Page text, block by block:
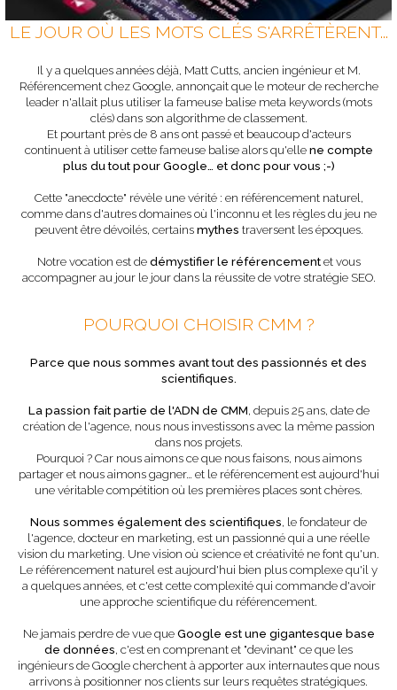
LE JOUR OÙ LES MOTS CLÉS S'ARRÊTÈRENT...
Il y a quelques années déjà, Matt Cutts, ancien ingénieur et M.
Référencement chez Google, annonçait que le moteur de recherche
leader n'allait plus utiliser la fameuse balise meta keywords (mots
clés) dans son algorithme de classement.
Et pourtant près de 8 ans ont passé et beaucoup d'acteurs
continuent à utiliser cette fameuse balise alors qu'ellene compte
plus du tout pour Google… et donc pour vous ;-)
Cette "anecdocte" révèle une vérité : en référencement naturel,
comme dans d'autres domaines où l'inconnu et les règles du jeu ne
peuvent être dévoilés, certainsmythes traversent les époques.
Notre vocation est dedémystifier le référencementet vous
accompagner au jour le jour dans la réussite de votre stratégie SEO.
POURQUOI CHOISIR CMM ?
Parce que nous sommes avant tout des passionnés et des
scientifiques.
La passion fait partie de l'ADN de CMM, depuis 25 ans, date de
création de l'agence, nous nous investissons avec la même passion
dans nos projets.
Pourquoi ? Car nous aimons ce que nous faisons, nous aimons
partager et nous aimons gagner… et le référencement est aujourd'hui
une véritable compétition où les premières places sont chères.
Nous sommes également des scientifiques, le fondateur de
l'agence, docteur en marketing, est un passionné qui a une réelle
vision du marketing. Une vision où science et créativité ne font qu'un.
Le référencement naturel est aujourd'hui bien plus complexe qu'il y
a quelques années, et c'est cette complexité qui commande d'avoir
une approche scientifique du référencement.
Ne jamais perdre de vue queGoogle est une gigantesque base
de données, c'est en comprenant et "devinant" ce que les
ingénieurs de Google cherchent à apporter aux internautes que nous
arrivons à positionner nos clients sur leurs requêtes stratégiques.